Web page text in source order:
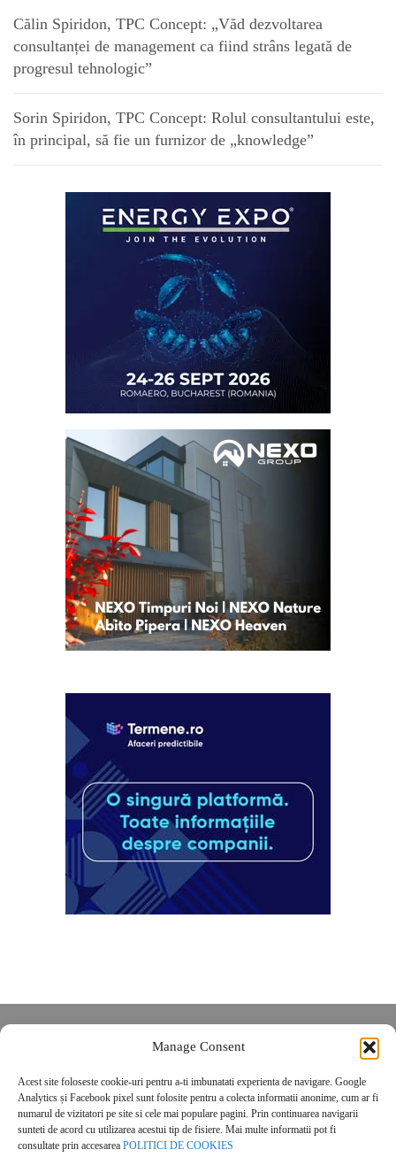
Manage Consent
Acest site foloseste cookie-uri pentru a-ti imbunatati experienta de navigare. Google
Analytics și Facebook pixel sunt folosite pentru a colecta informatii anonime, cum ar fi
numarul de vizitatori pe site si cele mai populare pagini. Prin continuarea navigarii
sunteti de acord cu utilizarea acestui tip de fisiere. Mai multe informatii pot fi
consultate prin accesarea POLITICI DE COOKIES
Călin Spiridon, TPC Concept: „Văd dezvoltarea
consultanței de management ca fiind strâns legată de
progresul tehnologic”
Sorin Spiridon, TPC Concept: Rolul consultantului este,
în principal, să fie un furnizor de „knowledge”
POLITICĂ DE CONFIDENȚIALITATE
Politica de cookies